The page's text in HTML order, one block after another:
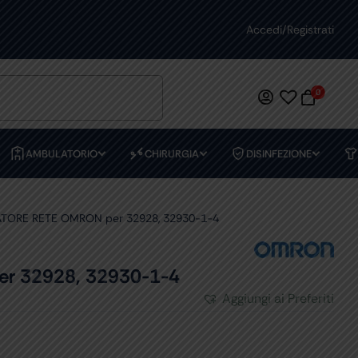
Accedi/Registrati
0
AMBULATORIO CHIRURGIA DISINFEZIONE
RETE OMRON per 32928, 32930-1-4
32928, 32930-1-4
Aggiungi ai Preferiti